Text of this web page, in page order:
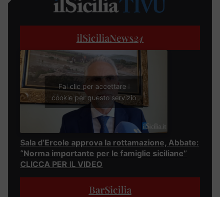
ilSiciliaNews24
Fai clic per accettare i
cookie per questo servizio
Sala d’Ercole approva la rottamazione, Abbate:
“Norma importante per le famiglie siciliane”
CLICCA PER IL VIDEO
BarSicilia